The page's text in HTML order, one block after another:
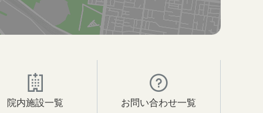
院内施設一覧 お問い合わせ一覧